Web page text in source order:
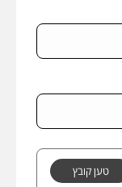
טען קובץ